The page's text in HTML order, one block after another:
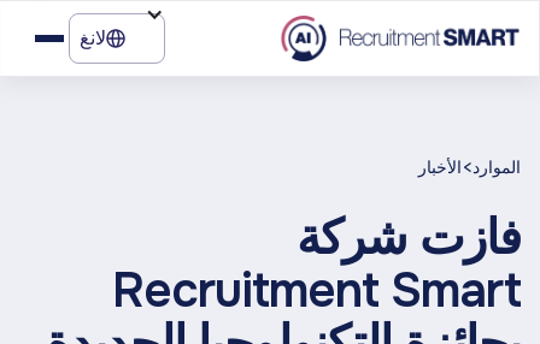
لانغ
الموارد>الأخبار
فازت شركة
Recruitment Smart